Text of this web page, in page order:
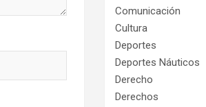
Comunicación
Cultura
Deportes
Deportes Náuticos
Derecho
Derechos